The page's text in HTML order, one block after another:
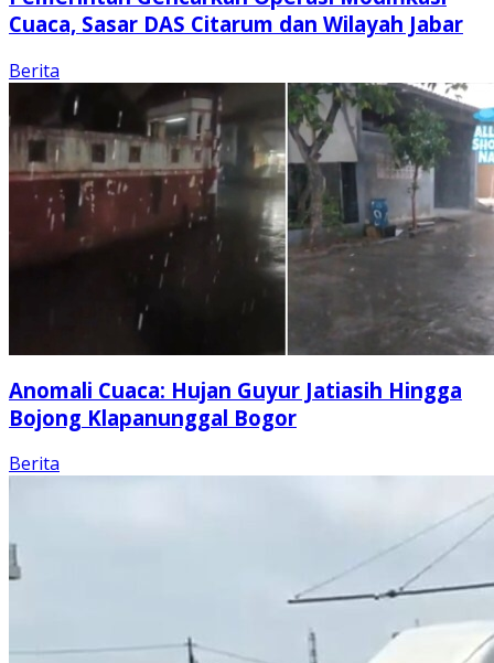
Cuaca, Sasar DAS Citarum dan Wilayah Jabar
Berita
Anomali Cuaca: Hujan Guyur Jatiasih Hingga
Bojong Klapanunggal Bogor
Berita